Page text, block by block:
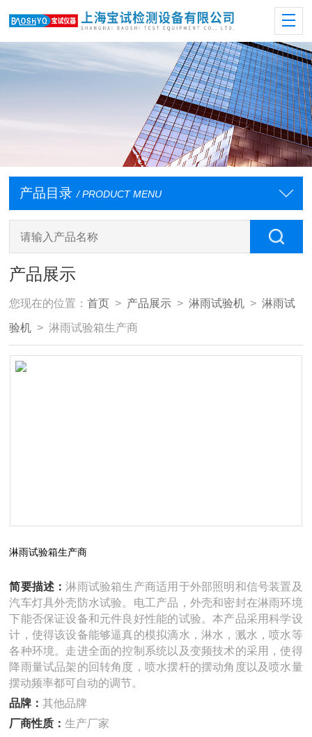
产品目录 / PRODUCT MENU
产品展示
您现在的位置：首页 > 产品展示 >淋雨试验机 >淋雨试
验机 > 淋雨试验箱生产商
淋雨试验箱生产商
简要描述：淋雨试验箱生产商适用于外部照明和信号装置及
汽车灯具外壳防水试验。电工产品，外壳和密封在淋雨环境
下能否保证设备和元件良好性能的试验。本产品采用科学设
计，使得该设备能够逼真的模拟滴水，淋水，溅水，喷水等
各种环境。走进全面的控制系统以及变频技术的采用，使得
降雨量试品架的回转角度，喷水摆杆的摆动角度以及喷水量
摆动频率都可自动的调节。
品牌：其他品牌
厂商性质：生产厂家